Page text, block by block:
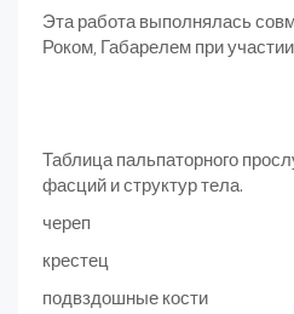
Эта работа выполнялась
Роком, Габарелем при
Таблица пальпаторного
фасций и структур тела.
череп
крестец
подвздошные кости